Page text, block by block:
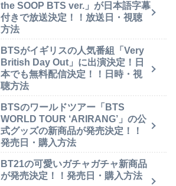
the SOOP BTS ver.」が日本語字幕
付きで放送決定！！放送日・視聴
方法
BTSがイギリスの人気番組「Very
British Day Out」に出演決定！日
本でも無料配信決定！！日時・視
聴方法
BTSのワールドツアー「BTS
WORLD TOUR ‘ARIRANG’」の公
式グッズの新商品が発売決定！！
発売日・購入方法
BT21の可愛いガチャガチャ新商品
が発売決定！！発売日・購入方法